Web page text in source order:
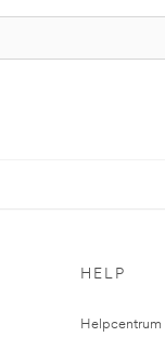
HELP
Helpcentrum